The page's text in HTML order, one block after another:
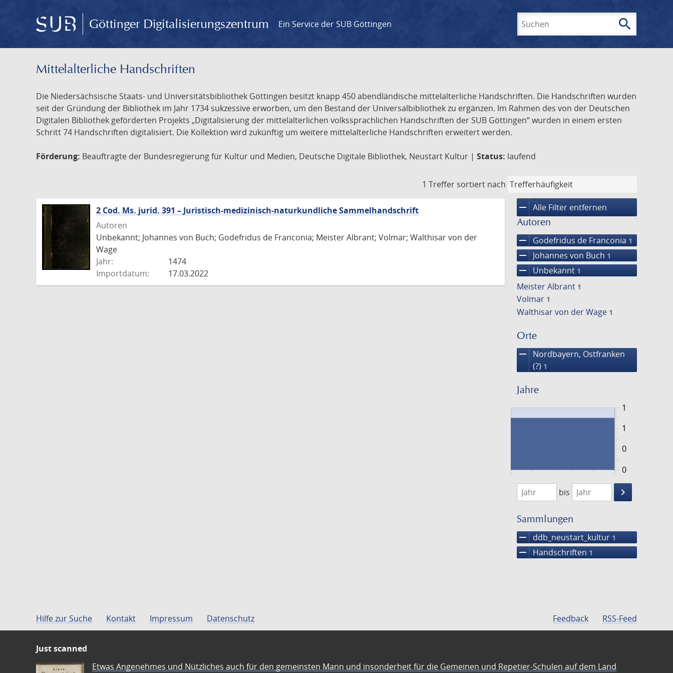
Göttinger Digitalisierungszentrum Ein Service der SUB Göttingen search
Mittelalterliche Handschriften
Die Niedersächsische Staats- und Universitätsbibliothek Göttingen besitzt knapp 450 abendländische mittelalterliche Handschriften. Die Handschriften wurden
seit der Gründung der Bibliothek im Jahr 1734 sukzessive erworben, um den Bestand der Universalbibliothek zu ergänzen. Im Rahmen des von der Deutschen
Digitalen Bibliothek geförderten Projekts „Digitalisierung der mittelalterlichen volkssprachlichen Handschriften der SUB Göttingen“ wurden in einem ersten
Schritt 74 Handschriften digitalisiert. Die Kollektion wird zukünftig um weitere mittelalterliche Handschriften erweitert werden.
Förderung: Beauftragte der Bundesregierung für Kultur und Medien, Deutsche Digitale Bibliothek, Neustart Kultur | Status: laufend
1 Treffer sortiert nach
remove Alle Filter entfernen
Autoren
remove Godefridus de Franconia 1
remove Johannes von Buch 1
remove Unbekannt 1
Meister Albrant 1
Volmar 1
Walthisar von der Wage 1
Orte
remove
Nordbayern, Ostfranken
(?) 1
Jahre
0
1
0
1
1474
1475
bis
keyboard_arrow_right
Suche
Sammlungen
remove ddb_neustart_kultur 1
remove Handschriften 1
2 Cod. Ms. jurid. 391 – Juristisch-medizinisch-naturkundliche Sammelhandschrift
Autoren
Unbekannt; Johannes von Buch; Godefridus de Franconia; Meister Albrant; Volmar; Walthisar von der
Wage
Jahr:
1474
Importdatum:
17.03.2022
Hilfe zur Suche Kontakt Impressum Datenschutz Feedback RSS-Feed
Just scanned
Etwas Angenehmes und Nützliches auch für den gemeinsten Mann und insonderheit für die Gemeinen und Repetier-Schulen auf dem Land